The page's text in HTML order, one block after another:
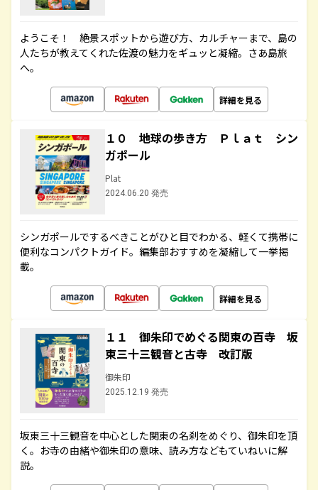
ようこそ！ 絶景スポットから遊び方、カルチャーまで、島の
人たちが教えてくれた佐渡の魅力をギュッと凝縮。さあ島旅
へ。
詳細を見る
１０ 地球の歩き方 Ｐｌａｔ シン
ガポール
Plat
2024.06.20 発売
シンガポールでするべきことがひと目でわかる、軽くて携帯に
便利なコンパクトガイド。編集部おすすめを凝縮して一挙掲
載。
詳細を見る
１１ 御朱印でめぐる関東の百寺 坂
東三十三観音と古寺 改訂版
御朱印
2025.12.19 発売
坂東三十三観音を中心とした関東の名刹をめぐり、御朱印を頂
く。お寺の由緒や御朱印の意味、読み方などもていねいに解
説。